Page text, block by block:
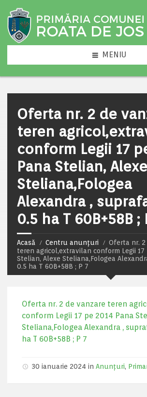
MENIU
Oferta nr. 2 de
teren
conform Legii 17
Pana Stelian, Alexe
Steliana,Fologea
Alexandra ,
0.5 ha T 60B+58B ;
Acasă Centru anunțuri
Oferta nr.
teren agricol,extravilan conform Legii 17
Stelian, Alexe Steliana,Fologea
0.5 ha T 60B+58B ; P 7
Oferta nr. 2 de vanzare teren
conform Legii 17 pe 2014 Pana
Steliana,Fologea Alexandra ,
ha T 60B+58B ; P 7
30 ianuarie 2024 in Anunțuri,